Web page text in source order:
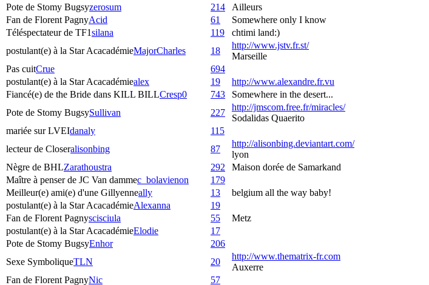
Pote de Stomy Bugsyzerosum 214 Ailleurs
Fan de Florent PagnyAcid 61 Somewhere only I know
Téléspectateur de TF1silana 119 chtimi land:)
postulant(e) à la Star AcacadémieMajorCharles 18
http://www.jstv.fr.st/
Marseille
Pas cuitCrue 694
postulant(e) à la Star Acacadémiealex 19 http://www.alexandre.fr.vu
Fiancé(e) de the Bride dans KILL BILLCresp0 743 Somewhere in the desert...
Pote de Stomy BugsySullivan 227
http://jmscom.free.fr/miracles/
Sodalidas Quaerito
mariée sur LVEIdanaly 115
lecteur de Closeralisonbing 87
http://alisonbing.deviantart.com/
lyon
Nègre de BHLZarathoustra 292 Maison dorée de Samarkand
Maître à penser de JC Van dammec_bolavienon 179
Meilleur(e) ami(e) d'une Gillyenneally 13 belgium all the way baby!
postulant(e) à la Star AcacadémieAlexanna 19
Fan de Florent Pagnyscisciula 55 Metz
postulant(e) à la Star AcacadémieElodie 17
Pote de Stomy BugsyEnhor 206
Sexe SymboliqueTLN 20
http://www.thematrix-fr.com
Auxerre
Fan de Florent PagnyNic 57